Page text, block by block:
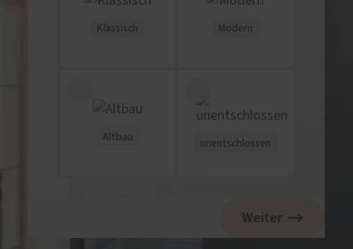
Klassisch Modern
Altbau
unentschlossen
Weiter